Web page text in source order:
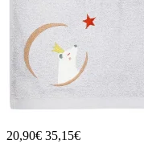
20,90€ 35,15€